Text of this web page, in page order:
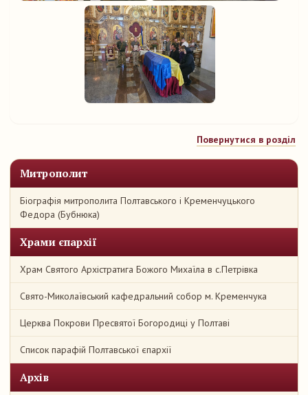
Митрополит
Біографія митрополита Полтавського і Кременчуцького
Федора (Бубнюка)
Храми єпархії
Храм Святого Архістратига Божого Михаїла в с.Петрівка
Свято-Миколаївський кафедральний собор м. Кременчука
Церква Покрови Пресвятої Богородиці у Полтаві
Список парафій Полтавської єпархії
Архів
Повернутися в розділ